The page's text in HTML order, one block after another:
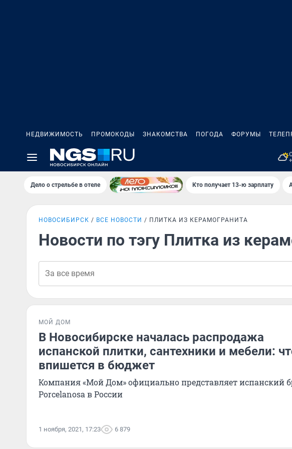
НЕДВИЖИМОСТЬ ПРОМОКОДЫ ЗНАКОМСТВА ПОГОДА ФОРУМЫ
Дело о стрельбе в отеле Кто получает 13-ю зарплату
НОВОСИБИРСК ВСЕ НОВОСТИ ПЛИТКА ИЗ КЕРАМОГРАНИТА
Новости по тэгу Плитка из
МОЙ ДОМ
В Новосибирске началась распродажа
испанской плитки, сантехники и мебели:
впишется в бюджет
Компания «Мой Дом» официально представляет испанский
Porcelanosa в России
1 ноября, 2021, 17:23 6 879